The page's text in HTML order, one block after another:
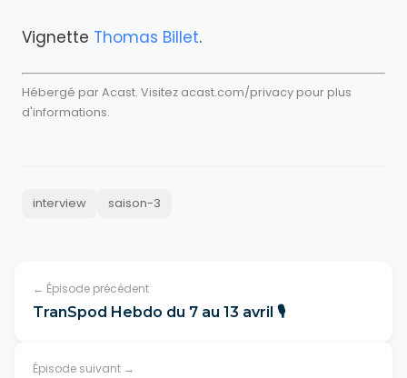
Vignette Thomas Billet.
Hébergé par Acast. Visitez acast.com/privacy pour plus
d'informations.
interview saison-3
← Épisode précédent
TranSpod Hebdo du 7 au 13 avril 🎙️
Épisode suivant →